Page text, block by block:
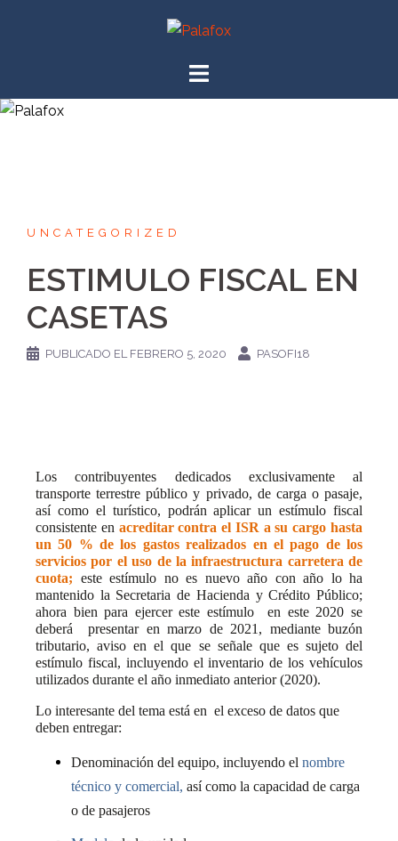
UNCATEGORIZED
ESTIMULO FISCAL EN
CASETAS
PUBLICADO EL FEBRERO 5, 2020 PASOFI18
Los contribuyentes dedicados exclusivamente al
transporte terrestre público y privado, de carga o pasaje,
así como el turístico, podrán aplicar un estímulo fiscal
consistente en acreditar contra el ISR a su cargo hasta
un 50 % de los gastos realizados en el pago de los
servicios por el uso de la infraestructura carretera de
cuota; este estímulo no es nuevo año con año lo ha
mantenido la Secretaria de Hacienda y Crédito Público;
ahora bien para ejercer este estímulo
en este 2020 se
deberá
presentar en marzo de 2021, mediante buzón
tributario, aviso en el que se señale que es sujeto del
estímulo fiscal, incluyendo el inventario de los vehículos
utilizados durante el año inmediato anterior (2020).
Lo interesante del tema está en el exceso de datos que
deben entregar:
Denominación del equipo, incluyendo el nombre
técnico y comercial, así como la capacidad de carga
o de pasajeros